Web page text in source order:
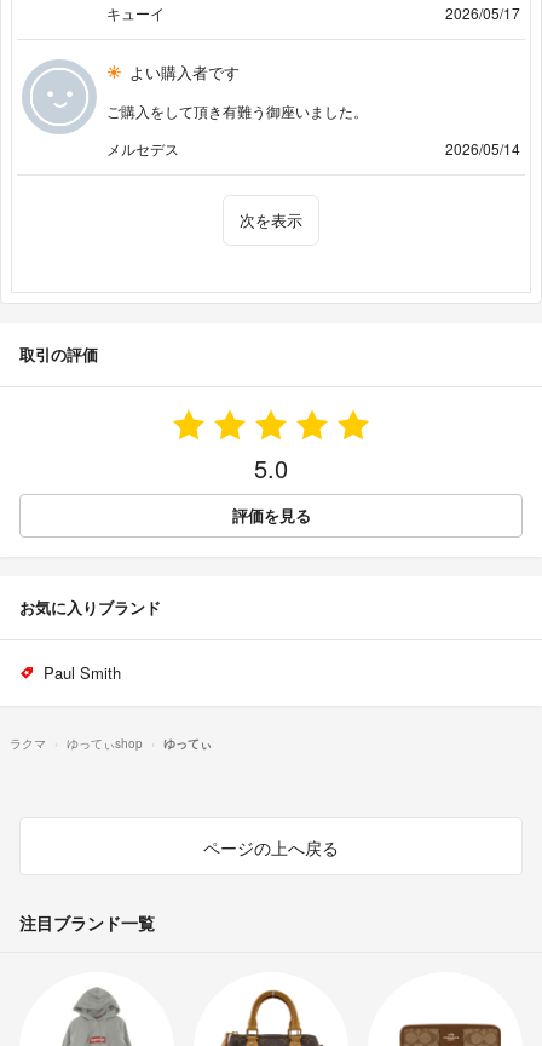
キューイ
2026/05/17
よい購入者です
ご購入をして頂き有難う御座いました。
メルセデス
2026/05/14
次を表示
取引の評価
5.0
評価を見る
お気に入りブランド
Paul Smith
ラクマ ゆってぃshop ゆってぃ
ページの上へ戻る
注目ブランド一覧